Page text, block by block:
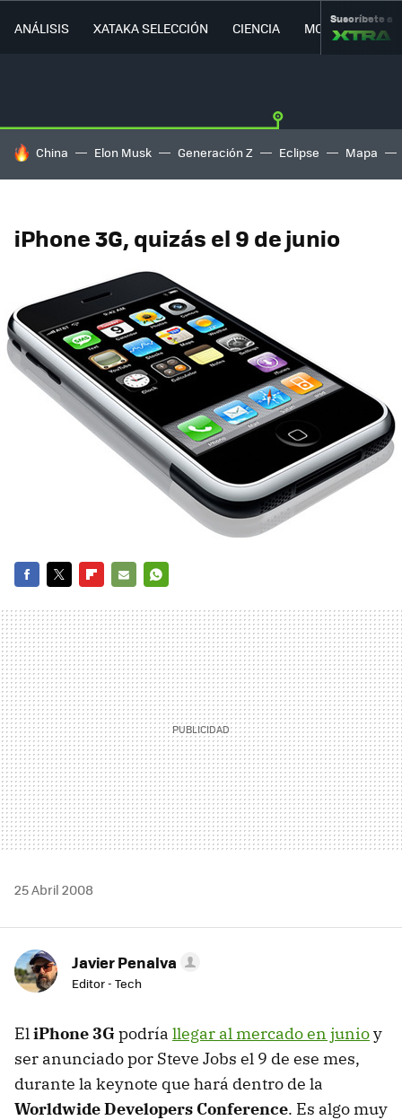
ANÁLISIS XATAKA SELECCIÓN CIENCIA MOVILIDAD
Suscríbete a
HOY SE HABLA DE
China Elon Musk Generación Z Eclipse Mapa
iPhone 3G, quizás el 9 de junio
MAIL
25 Abril 2008
Javier Penalva
Editor - Tech
EliPhone 3Gpodría llegar al mercado en junioy
ser anunciado por Steve Jobs el 9 de ese mes,
durante la keynote que hará dentro de la
Worldwide Developers Conference. Es algo muy